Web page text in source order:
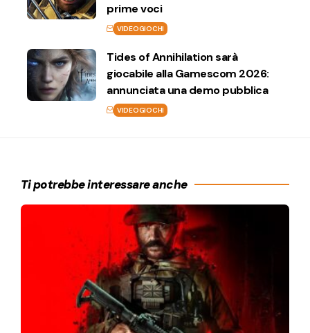
prime voci
VIDEOGIOCHI
Tides of Annihilation sarà
giocabile alla Gamescom 2026:
annunciata una demo pubblica
VIDEOGIOCHI
Ti potrebbe interessare anche